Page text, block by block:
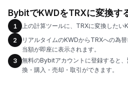
BybitでKWDをTRXに変換す
1
上の計算ツールに、TRXに変換したい
2
リアルタイムのKWDからTRXへの為
当額が即座に表示されます。
3
無料のBybitアカウントに登録すると、
換・購入・売却・取引ができます。